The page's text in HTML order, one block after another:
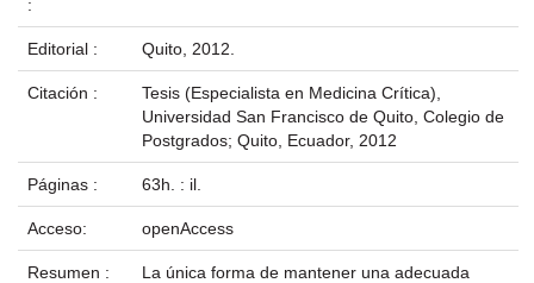
:
Editorial : Quito, 2012.
Citación :
Tesis (Especialista en Medicina Crítica),
Universidad San Francisco de Quito, Colegio de
Postgrados; Quito, Ecuador, 2012
Páginas : 63h. : il.
Acceso: openAccess
Resumen :
La única forma de mantener una adecuada